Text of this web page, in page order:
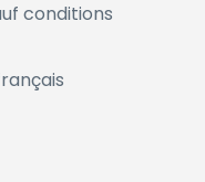
conditions